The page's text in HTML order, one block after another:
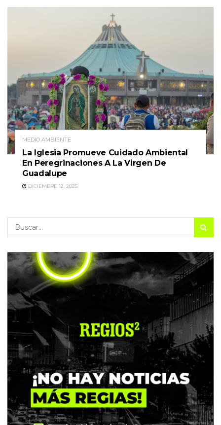
MEDIO AMBIENTE
La Iglesia Promueve Cuidado Ambiental
En Peregrinaciones A La Virgen De
Guadalupe
DICIEMBRE 12, 2025